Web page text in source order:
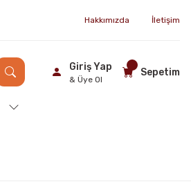
Hakkımızda İletişim
Giriş Yap
& Üye Ol
Sepetim